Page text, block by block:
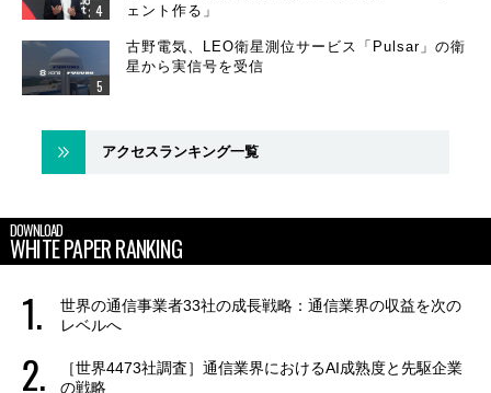
ェント作る」
古野電気、LEO衛星測位サービス「Pulsar」の衛
星から実信号を受信
アクセスランキング一覧
DOWNLOAD
WHITE PAPER RANKING
世界の通信事業者33社の成長戦略：通信業界の収益を次の
レベルへ
［世界4473社調査］通信業界におけるAI成熟度と先駆企業
の戦略